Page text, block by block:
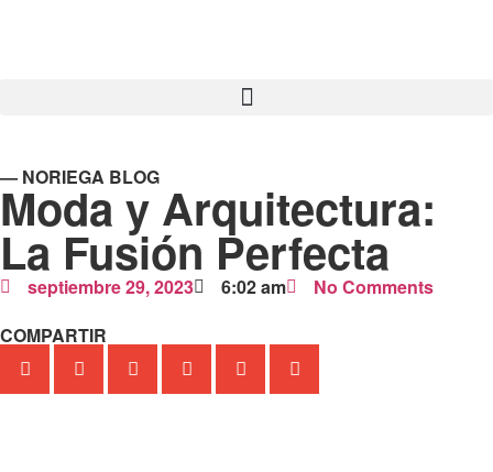
— NORIEGA BLOG
Moda y Arquitectura:
La Fusión Perfecta
septiembre 29, 2023 6:02 am
No Comments
COMPARTIR